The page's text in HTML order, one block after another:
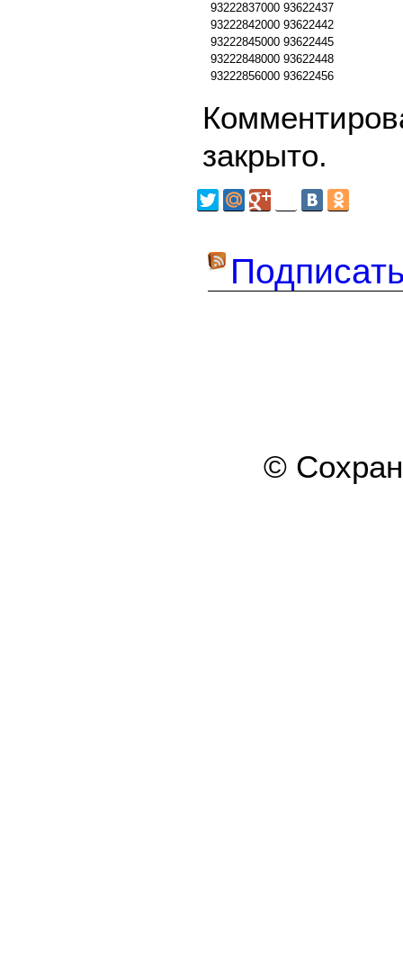
93222837000 93622437
93222842000 93622442
93222845000 93622445
93222848000 93622448
93222856000 93622456
закрыто.
©